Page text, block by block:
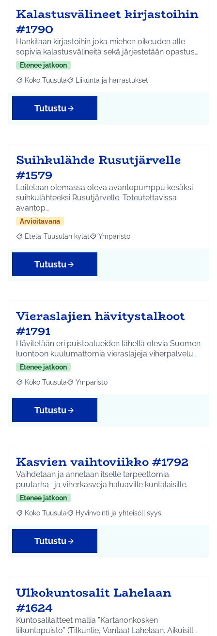
Kalastusvälineet kirjastoihin
#1790
Hankitaan kirjastoihin joka miehen oikeuden alle
sopivia kalastusvälineitä sekä järjestetään opastus…
Etenee jatkoon
Rajaa tulokset aihepiirin mukaan: Koko Tuusula
Koko Tuusula Rajaa tulokset teeman mukaan: Liikunta ja
Liikunta ja harrastukset
Tutustu
Suihkulähde Rusutjärvelle
#1579
Laitetaan olemassa oleva avantopumppu kesäksi
suihkulähteeksi Rusutjärvelle. Toteutettavissa
avantop…
Arvioitavana
Rajaa tulokset aihepiirin mukaan: Etelä-Tuusulan kylät
Etelä-Tuusulan kylät Rajaa tulokset teeman mukaan:
Ympäristö
Tutustu
Vieraslajien hävitystalkoot
#1791
Hävitetään eri puistoalueiden lähellä olevia Suomen
luontoon kuulumattomia vieraslajeja viherpalvelu…
Etenee jatkoon
Rajaa tulokset aihepiirin mukaan: Koko Tuusula
Koko Tuusula Rajaa tulokset teeman mukaan: Ympäristö
Ympäristö
Tutustu
Kasvien vaihtoviikko #1792
Vaihdetaan ja annetaan itselle tarpeettomia
puutarha- ja viherkasveja haluaville kuntalaisille.
Etenee jatkoon
Rajaa tulokset aihepiirin mukaan: Koko Tuusula
Koko Tuusula Rajaa tulokset teeman mukaan: Hyvinvointi ja
Hyvinvointi ja yhteisöllisyys
Tutustu
Ulkokuntosalit Lahelaan
#1624
Kuntosalilaitteet mallia ”Kartanonkosken
liikuntapuisto” (Tilkuntie, Vantaa) Lahelaan. Aikuisill…